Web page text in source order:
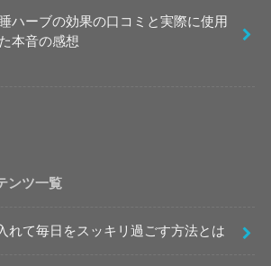
ハーブの効果の口コミと実際に使用
本音の感想
ンツ一覧
れて毎日をスッキリ過ごす方法とは